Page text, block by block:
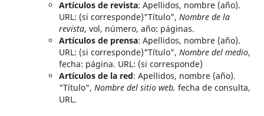
Artículos de revista: Apellidos, nombre (año).
URL: (si corresponde)"Título", Nombre de la
revista, vol, número, año: páginas.
Artículos de prensa: Apellidos, nombre (año).
URL: (si corresponde)"Título", Nombre del medio,
fecha: página. URL: (si corresponde)
Artículos de la red: Apellidos, nombre (año).
"Título", Nombre del sitio web, fecha de consulta,
URL.